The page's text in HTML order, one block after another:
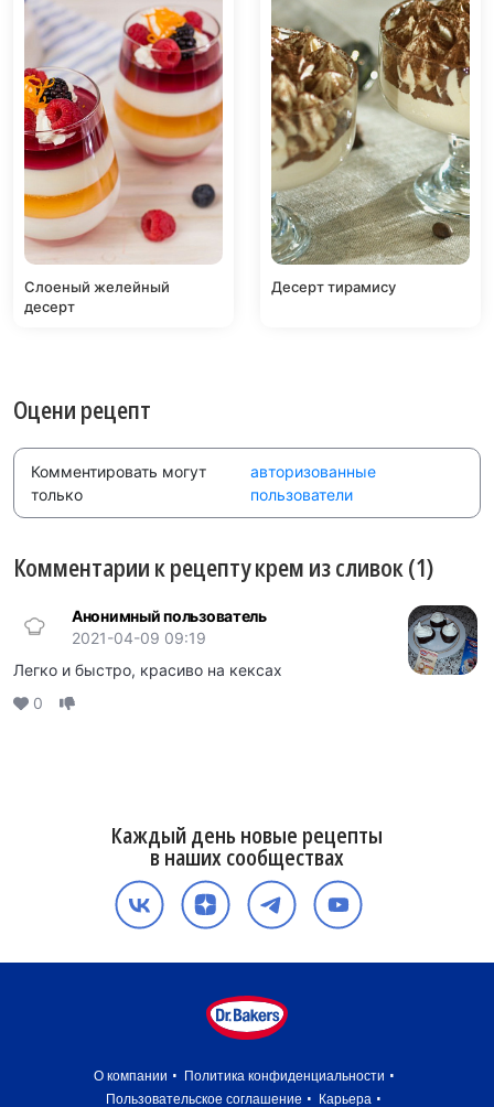
Слоеный желейный
десерт
Десерт тирамису
Оцени рецепт
Комментировать могут
только
авторизованные
пользователи
Комментарии к рецепту крем из сливок (1)
Анонимный пользователь
2021-04-09 09:19
Легко и быстро, красиво на кексах
0
Каждый день новые рецепты
в наших сообществах
О компании
Политика конфиденциальности
Пользовательское соглашение
Карьера